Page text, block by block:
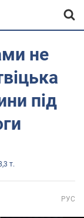
не
під
т.
РУС